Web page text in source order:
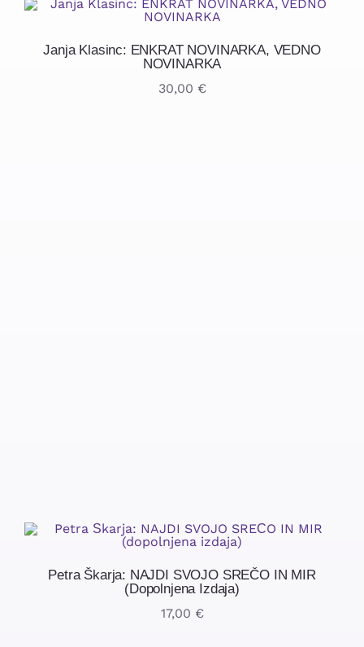
Janja Klasinc: ENKRAT NOVINARKA, VEDNO
NOVINARKA
30,00 €
Petra Škarja: NAJDI SVOJO SREČO IN MIR
(dopolnjena Izdaja)
17,00 €